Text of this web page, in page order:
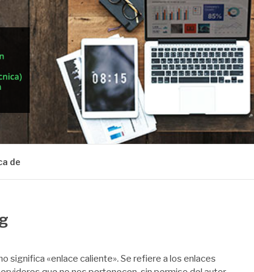
de
significa «enlace caliente». Se refiere a los enlaces